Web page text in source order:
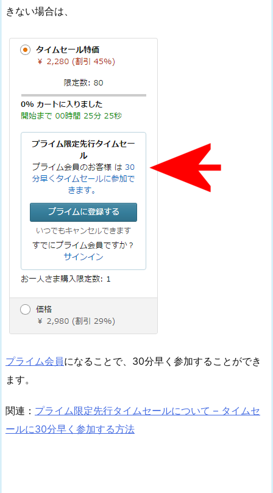
きない場合は、
プライム会員になることで、30分早く参加することができ
ます。
関連： プライム限定先行タイムセールについて – タイムセ
ールに30分早く参加する方法